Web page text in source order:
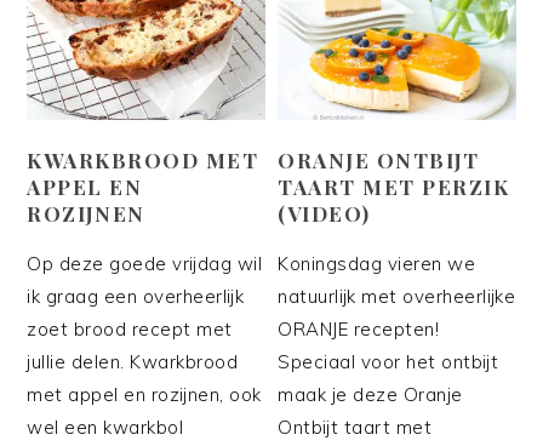
KWARKBROOD MET
APPEL EN
ROZIJNEN
Op deze goede vrijdag wil
ik graag een overheerlijk
zoet brood recept met
jullie delen. Kwarkbrood
met appel en rozijnen, ook
wel een kwarkbol
ORANJE ONTBIJT
TAART MET PERZIK
(VIDEO)
Koningsdag vieren we
natuurlijk met overheerlijke
ORANJE recepten!
Speciaal voor het ontbijt
maak je deze Oranje
Ontbijt taart met